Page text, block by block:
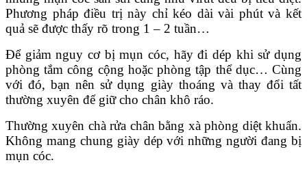
Phương pháp điều trị này chỉ kéo dài vài phút và kết
quả sẽ được thấy rõ trong 1 – 2 tuần…
Để giảm nguy cơ bị mụn cóc, hãy đi dép khi sử dụng
phòng tắm công cộng hoặc phòng tập thể dục… Cùng
với đó, bạn nên sử dụng giày thoáng và thay đổi tất
thường xuyên để giữ cho chân khô ráo.
Thường xuyên chà rửa chân bằng xà phòng diệt khuẩn.
Không mang chung giày dép với những người đang bị
mụn cóc.